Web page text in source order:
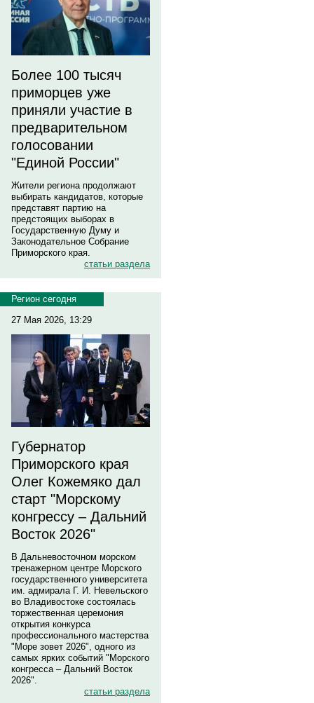
Более 100 тысяч
приморцев уже
приняли участие в
предварительном
голосовании
"Единой России"
Жители региона продолжают
выбирать кандидатов, которые
представят партию на
предстоящих выборах в
Государственную Думу и
Законодательное Собрание
Приморского края.
статьи раздела
Регион сегодня
27 Мая 2026, 13:29
Губернатор
Приморского края
Олег Кожемяко дал
старт "Морскому
конгрессу – Дальний
Восток 2026"
В Дальневосточном морском
тренажерном центре Морского
государственного университета
им. адмирала Г. И. Невельского
во Владивостоке состоялась
торжественная церемония
открытия конкурса
профессионального мастерства
"Море зовет 2026", одного из
самых ярких событий "Морского
конгресса – Дальний Восток
2026".
статьи раздела